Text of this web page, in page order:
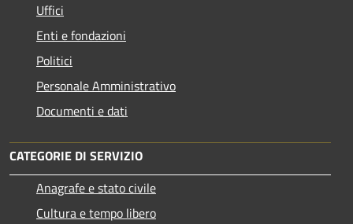
Uffici
Enti e fondazioni
Politici
Personale Amministrativo
Documenti e dati
CATEGORIE DI SERVIZIO
Anagrafe e stato civile
Cultura e tempo libero